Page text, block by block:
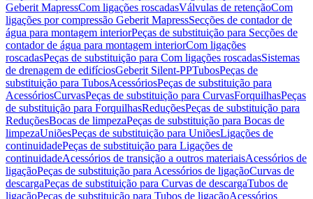
Geberit MapressCom ligações roscadasVálvulas de retençãoCom
ligações por compressão Geberit MapressSecções de contador de
água para montagem interiorPeças de substituição para Secções de
contador de água para montagem interiorCom ligações
roscadasPeças de substituição para Com ligações roscadasSistemas
de drenagem de edifíciosGeberit Silent-PPTubosPeças de
substituição para TubosAcessóriosPeças de substituição para
AcessóriosCurvasPeças de substituição para CurvasForquilhasPeças
de substituição para ForquilhasReduçõesPeças de substituição para
ReduçõesBocas de limpezaPeças de substituição para Bocas de
limpezaUniõesPeças de substituição para UniõesLigações de
continuidadePeças de substituição para Ligações de
continuidadeAcessórios de transição a outros materiaisAcessórios de
ligaçãoPeças de substituição para Acessórios de ligaçãoCurvas de
descargaPeças de substituição para Curvas de descargaTubos de
ligaçãoPeças de substituição para Tubos de ligaçãoAcessórios